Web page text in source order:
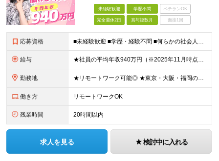
未経験歓迎 学歴不問 ベテランOK
完全週休2日 賞与複数月 面接1回
応募資格 ■未経験歓迎 ■学歴・経験不問 ■何らかの社会人経験がある方 ＜こんな方に向いています！＞ ・頑張った分評価されたい方 ・将来役立つ知識を身につけたい方 ・新しいことを学ぶのが好きな方 ・趣味
給与 ★社員の平均年収940万円（※2025年11月時点） ★転職者は全員収入アップを実現 ★入社半年で昇給した実績あり！ 【営業未経験】 月給35万8,000円～（固定残業代含む）＋インセンティブ ＋賞
勤務地 ★リモートワーク可能◎ ★東京・大阪・福岡の3拠点で募集中／ご希望の勤務地で配属します ★転勤なし ＜東京支店＞ 東京都港区三田1丁目4番28号 三田国際ビル2階 ＜大阪本社＞ 大阪府大阪市北区梅
働き方 リモートワークOK
残業時間 20時間以内
求人を見る 検討中に入れる